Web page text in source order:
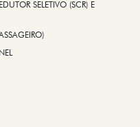
SELETIVO (SCR) E